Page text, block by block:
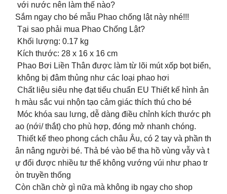
với nước nên làm thế nào?
Sắm ngay cho bé mẫu Phao chống lật này nhé!!!
Tại sao phải mua Phao Chống Lật?
Khối lượng: 0.17 kg
Kích thước: 28 x 16 x 16 cm
Phao Bơi Liền Thân được làm từ lõi mút xốp bọt biển,
không bị đâm thủng như các loại phao hơi
Chất liệu siêu nhẹ đạt tiểu chuẩn EU Thiết kế hình ản
h màu sắc vui nhộn tạo cảm giác thích thú cho bé
Móc khóa sau lưng, dễ dàng điều chỉnh kích thước ph
ao (nới/ thắt) cho phù hợp, đóng mở nhanh chóng.
Thiết kế theo phong cách châu Âu, có 2 tay và phần th
ân nâng người bé. Thả bé vào bể tha hồ vùng vẫy và t
ự đổi được nhiều tư thế không vướng vúi như phao tr
òn truyền thống
Còn chần chờ gì nữa mà không ib ngay cho shop